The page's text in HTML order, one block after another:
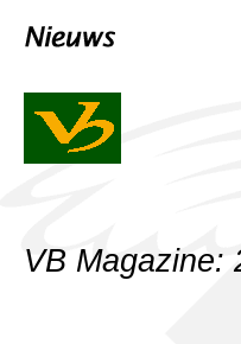
VB Magazine: